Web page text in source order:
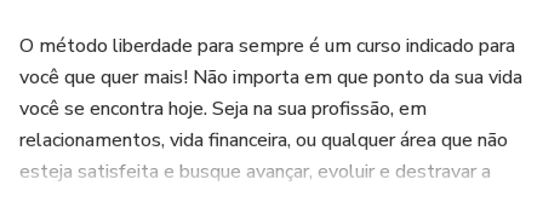
O método liberdade para sempre é um curso indicado para
você que quer mais! Não importa em que ponto da sua vida
você se encontra hoje. Seja na sua profissão, em
relacionamentos, vida financeira, ou qualquer área que não
esteja satisfeita e busque avançar, evoluir e destravar a